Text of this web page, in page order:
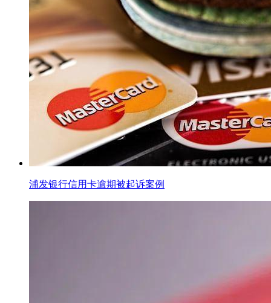
浦发银行信用卡逾期被起诉案例